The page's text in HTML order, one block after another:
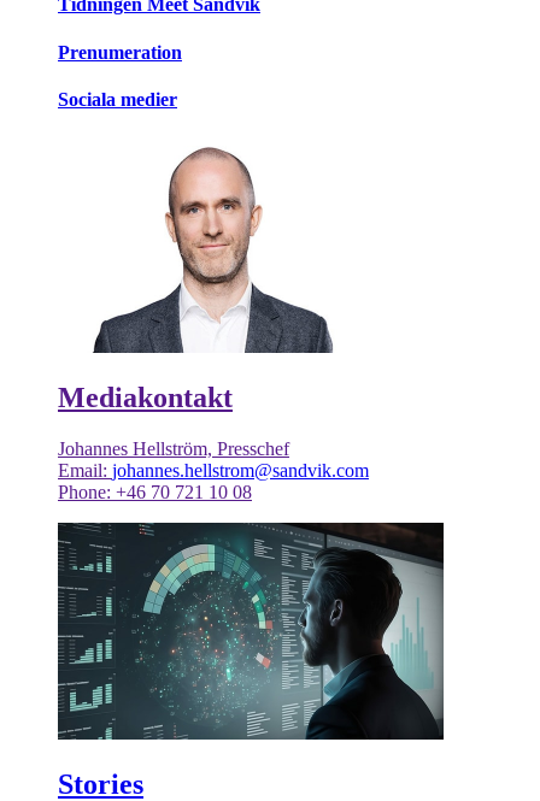
Tidningen Meet Sandvik
Prenumeration
Sociala medier
Mediakontakt
Johannes Hellström, Presschef
Email: johannes.hellstrom@sandvik.com
Phone: +46 70 721 10 08
Stories